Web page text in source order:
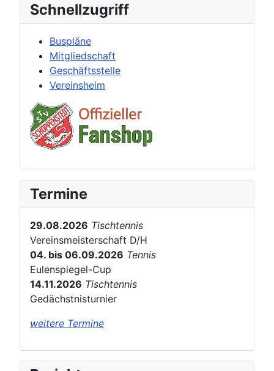
Schnellzugriff
Buspläne
Mitgliedschaft
Geschäftsstelle
Vereinsheim
Termine
29.08.2026 Tischtennis
Vereinsmeisterschaft D/H
04. bis 06.09.2026 Tennis
Eulenspiegel-Cup
14.11.2026 Tischtennis
Gedächstnisturnier
weitere Termine